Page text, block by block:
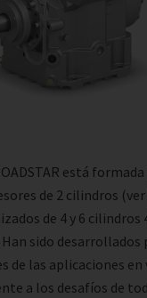
está
de 2 cilindros (ver
de 4 y 6 cilindros
Han sido desarrollados
de las aplicaciones en
a los desafíos de